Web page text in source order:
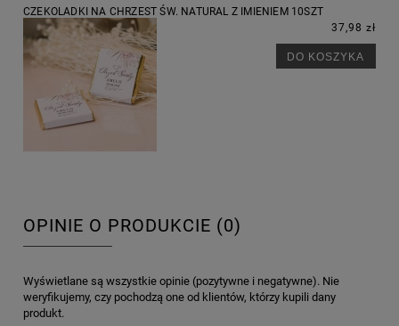
CZEKOLADKI NA CHRZEST ŚW. NATURAL Z IMIENIEM 10SZT
37,98 zł
DO KOSZYKA
OPINIE O PRODUKCIE (0)
Wyświetlane są wszystkie opinie (pozytywne i negatywne). Nie
weryfikujemy, czy pochodzą one od klientów, którzy kupili dany
produkt.